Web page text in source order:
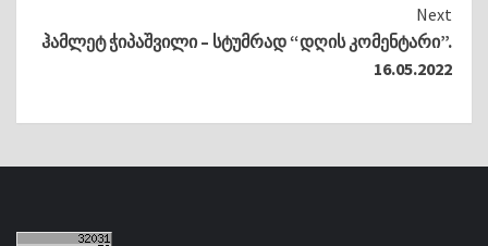
Next
ჰამლეტ ჭიპაშვილი – სტუმრად “დღის კომენტარი”.
16.05.2022